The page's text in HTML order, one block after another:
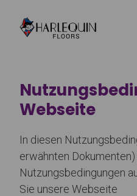
Webseite
In diesen
erwähnten
Nutzungsbedingungen
Sie unsere Webseite